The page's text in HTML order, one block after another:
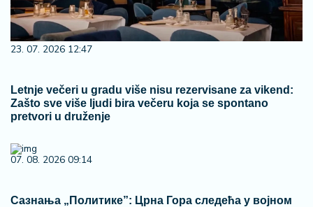
23. 07. 2026 12:47
Letnje večeri u gradu više nisu rezervisane za vikend:
Zašto sve više ljudi bira večeru koja se spontano
pretvori u druženje
07. 08. 2026 09:14
Сазнања „Политике”: Црна Гора следећа у војном